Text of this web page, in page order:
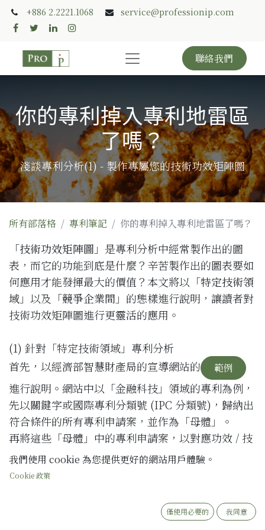
+886 2.2221.1068 service@professionip.com
聯絡我們
你的專利掉入專利地雷區
了嗎？
淺談專利分析(1) - 製作專屬您的技術功效矩陣圖
所有部落格 專利筆記 你的專利掉入專利地雷區了嗎？
「技術功效矩陣圖 」是專利分析中經常製作出的圖
表，而它的功能到底是什麼？辛苦製作出的圖表要如
何應用才能發揮最大的價值？本文將以「特定技術領
域」以及「競爭企業間 」的態樣進行說明，讓讀者對
技術功效矩陣圖進行更靈活的應用。
(1) 針對「特定技術領域」專利分析
首先，以經濟部智慧財產局的宣導網站的
範例
進行說明。網站中以「金融科技」領域的專利為例，
先以關鍵字或國際專利分類號 (IPC 分類號)，歸納出
符合條件的所有專利申請案，並作為「母體」。
再將這些「母體」中的專利申請案，以對應功效 / 技
術的關鍵字，繪製出技術功效矩陣圖 (下圖 1)，且圖
1 中每組功效 / 技術均可對應一個「區塊」。因此，
大量的專利申請案（專利地雷區）、而哪些區塊技
術/功效還未有大量的專利申請案（專利處女區）。
我們使用 cookie 為您提供更好的網站用戶體驗。
Cookie 政策
僅使用必要的 我同意